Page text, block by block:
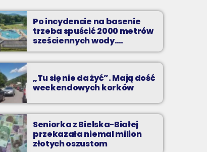
Niedziele od 14 do 16
Zadzwoń do nas, wybierz jedną z dwóch
muzycznych propozycji i pozdrów bliskich na
żywo w Radiu BIELSKO.
Po incydencie na basenie
trzeba spuścić 2000 metrów
sześciennych wody.
„Ogromne koszty i ogromna
praca”
„Tu się nie da żyć”. Mają dość
weekendowych korków
Seniorka z Bielska-Białej
przekazała niemal milion
złotych oszustom